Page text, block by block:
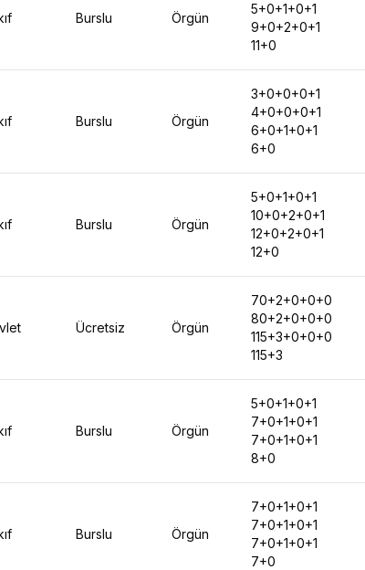
Burslu Örgün
5+0+1+0+1
9+0+2+0+1
11+0
Burslu Örgün
3+0+0+0+1
4+0+0+0+1
6+0+1+0+1
6+0
Burslu Örgün
5+0+1+0+1
10+0+2+0+1
12+0+2+0+1
12+0
Ücretsiz Örgün
70+2+0+0+0
80+2+0+0+0
115+3+0+0+0
115+3
Burslu Örgün
5+0+1+0+1
7+0+1+0+1
7+0+1+0+1
8+0
Burslu Örgün
7+0+1+0+1
7+0+1+0+1
7+0+1+0+1
7+0